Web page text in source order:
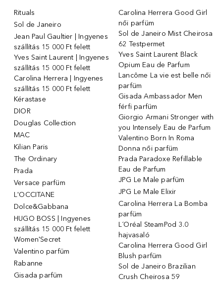
Rituals
Sol de Janeiro
Jean Paul Gaultier | Ingyenes
szállítás 15 000 Ft felett
Yves Saint Laurent | Ingyenes
szállítás 15 000 Ft felett
Carolina Herrera | Ingyenes
szállítás 15 000 Ft felett
Kérastase
DIOR
Douglas Collection
MAC
Kilian Paris
The Ordinary
Prada
Versace parfüm
L'OCCITANE
Dolce&Gabbana
HUGO BOSS | Ingyenes
szállítás 15 000 Ft felett
Women'Secret
Valentino parfüm
Rabanne
Gisada parfüm
Carolina Herrera Good Girl
női parfüm
Sol de Janeiro Mist Cheirosa
62 Testpermet
Yves Saint Laurent Black
Opium Eau de Parfum
Lancôme La vie est belle női
parfüm
Gisada Ambassador Men
férfi parfüm
Giorgio Armani Stronger with
you Intensely Eau de Parfum
Valentino Born In Roma
Donna női parfüm
Prada Paradoxe Refillable
Eau de Parfum
JPG Le Male parfüm
JPG Le Male Elixir
Carolina Herrera La Bomba
parfüm
L´Oréal SteamPod 3.0
hajvasaló
Carolina Herrera Good Girl
Blush parfüm
Sol de Janeiro Brazilian
Crush Cheirosa 59